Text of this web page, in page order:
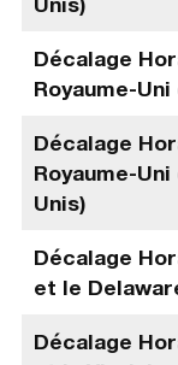
Décalage
Royaume-
Décalage
Royaume-
Unis)
Décalage
et le
Décalage